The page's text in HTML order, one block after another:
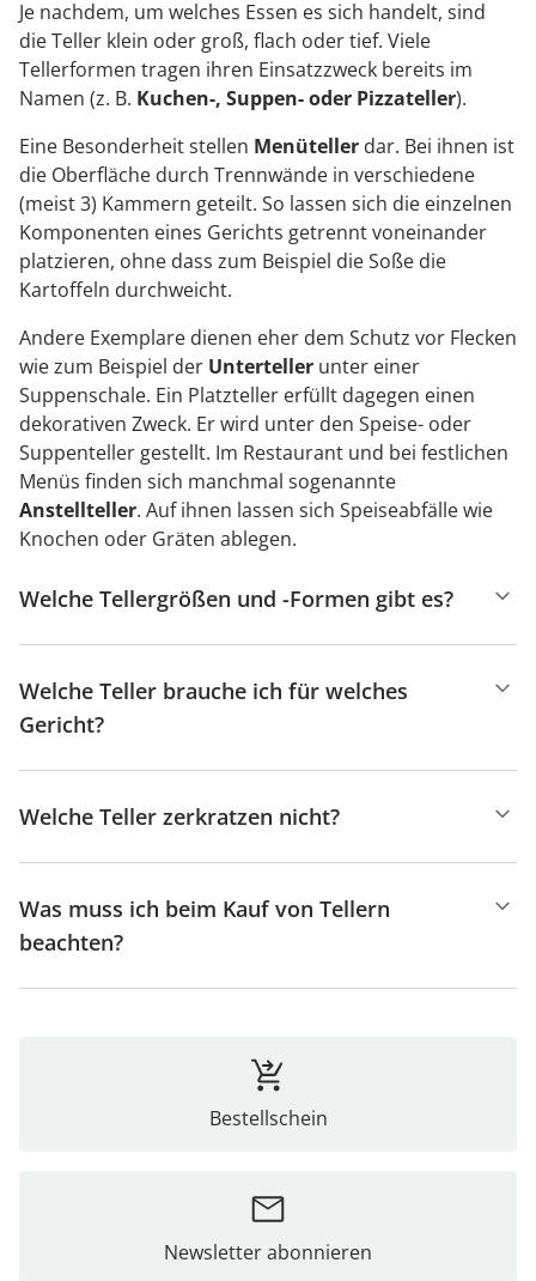
Je nachdem, um welches Essen es sich handelt, sind
die Teller klein oder groß, flach oder tief. Viele
Tellerformen tragen ihren Einsatzzweck bereits im
Namen (z. B. Kuchen-, Suppen- oder Pizzateller).
Eine Besonderheit stellen Menüteller dar. Bei ihnen ist
die Oberfläche durch Trennwände in verschiedene
(meist 3) Kammern geteilt. So lassen sich die einzelnen
Komponenten eines Gerichts getrennt voneinander
platzieren, ohne dass zum Beispiel die Soße die
Kartoffeln durchweicht.
Andere Exemplare dienen eher dem Schutz vor Flecken
wie zum Beispiel der Unterteller unter einer
Suppenschale. Ein Platzteller erfüllt dagegen einen
dekorativen Zweck. Er wird unter den Speise- oder
Suppenteller gestellt. Im Restaurant und bei festlichen
Menüs finden sich manchmal sogenannte
Anstellteller. Auf ihnen lassen sich Speiseabfälle wie
Knochen oder Gräten ablegen.
Welche Tellergrößen und -Formen gibt es?
Welche Teller brauche ich für welches
Gericht?
Welche Teller zerkratzen nicht?
Was muss ich beim Kauf von Tellern
beachten?
Bestellschein
Newsletter abonnieren